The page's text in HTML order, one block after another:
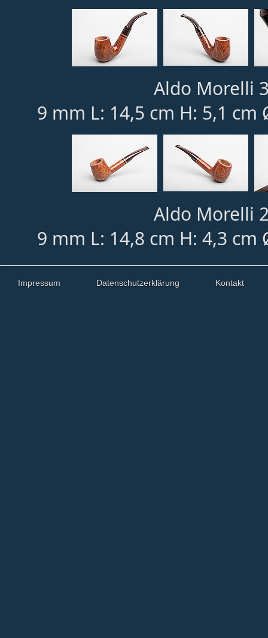
Aldo Morelli
9 mm L: 14,5 cm H: 5,1 cm
Aldo Morelli
9 mm L: 14,8 cm H: 4,3 cm
Impressum Datenschutzerklärung Kontakt